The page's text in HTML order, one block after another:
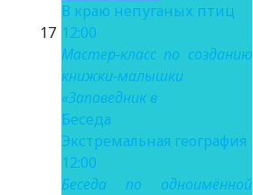
17
В краю непуганых птиц
12:00
Мастер-класс по созданию
книжки-малышки
«Заповедник в
Беседа
Экстремальная география
12:00
Беседа по одноимённой